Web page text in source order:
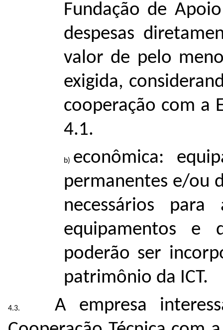
Fundação de
despesas
valor de pelo
exigida,
cooperação com a
4.1.
econômica:
permanentes e/ou
necessários
equipamentos e
poderão ser
patrimônio da ICT.
A empresa